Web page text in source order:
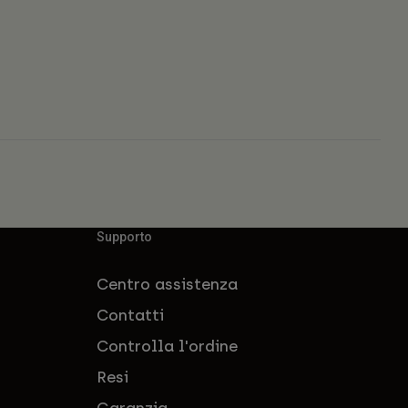
Supporto
Centro assistenza
Contatti
Controlla l'ordine
Resi